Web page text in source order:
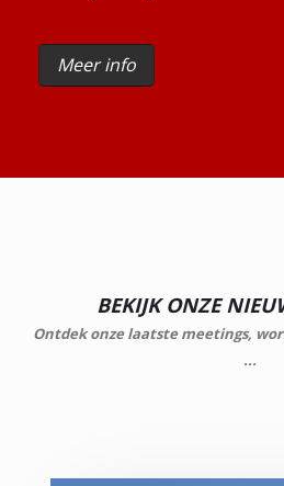
Meer info
BEKIJK ONZE
Ontdek onze laatste meetings,
...